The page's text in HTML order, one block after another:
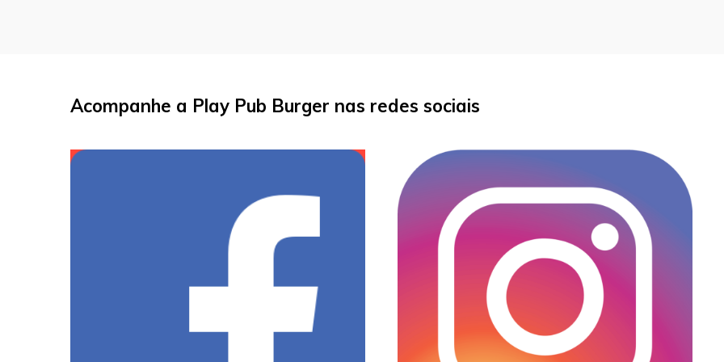
Acompanhe a Play Pub Burger nas redes sociais